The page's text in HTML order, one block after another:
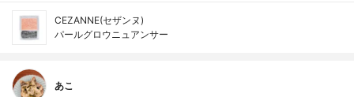
CEZANNE(セザンヌ)
パールグロウニュアンサー
あこ